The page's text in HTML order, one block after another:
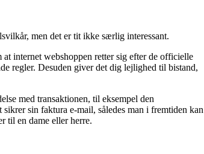
men det er tit ikke særlig interessant.
internet webshoppen retter sig efter de officielle
regler. Desuden giver det dig lejlighed til bistand,
med transaktionen, til eksempel den
sin faktura e-mail, således man i fremtiden kan
til en dame eller herre.